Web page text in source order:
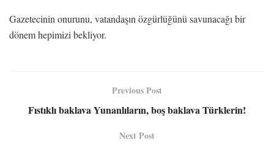
Gazetecinin onurunu, vatandaşın özgürlüğünü savunacağı bir
dönem hepimizi bekliyor.
Previous Post
Fıstıklı baklava Yunanlıların, boş baklava Türklerin!
Next Post